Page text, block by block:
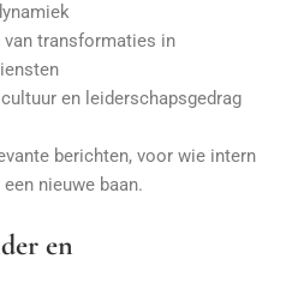
van transformaties in
en leiderschapsgedrag
berichten, voor wie intern
nieuwe baan.
en